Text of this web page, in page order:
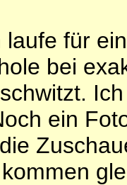
laufe für
bei
ein